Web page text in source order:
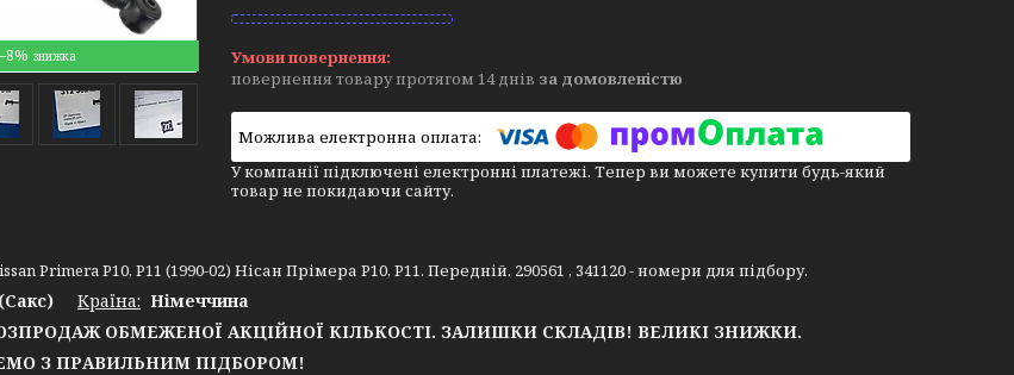
–8%
повернення товару протягом 14 днів за домовленістю
У компанії підключені електронні платежі. Тепер ви можете купити будь-який
товар не покидаючи сайту.
Primera P10, P11 (1990-02) Нісан Прімера P10, P11. Передній. 290561 , 341120 - номери для підбору.
(Сакс) Країна: Німеччина
ОБМЕЖЕНОЇ АКЦІЙНОЇ КІЛЬКОСТІ. ЗАЛИШКИ СКЛАДІВ! ВЕЛИКІ ЗНИЖКИ.
З ПРАВИЛЬНИМ ПІДБОРОМ!